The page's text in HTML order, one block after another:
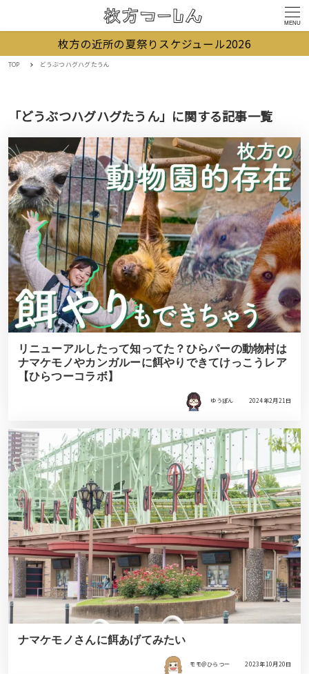
MENU
枚方の近所の夏祭りスケジュール2026
TOP どうぶつハグハグたうん
「どうぶつハグハグたうん」に関する記事一覧
リニューアルしたって知ってた？ひらパーの動物村は
ナマケモノやカンガルーに餌やりできてけっこうレア
【ひらつーコラボ】
ゆうぽん 2024年2月21日
ナマケモノさんに餌あげてみたい
モモ＠ひらつー 2023年10月20日